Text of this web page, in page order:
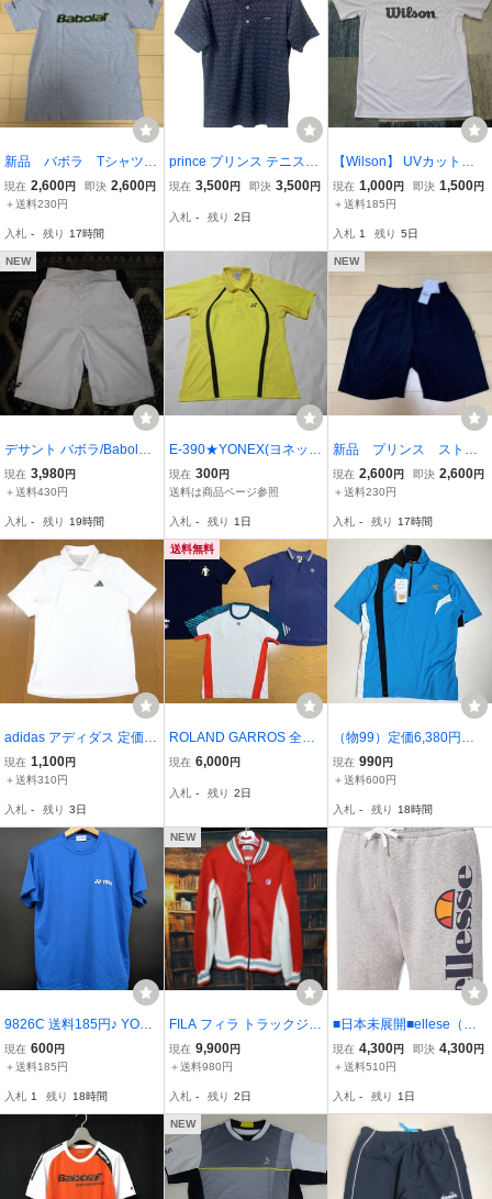
新品 バボラ Tシャツ
サイズM
現在 2,600円 即決 2,600円
＋送料230円
入札 - 残り 17時間
prince プリンス テニスウ
ェア ポロシャツ 半袖 ネ
現在 3,500円 即決 3,500円
入札 - 残り 2日
【Wilson】 UVカット／
即乾・吸汗機能 モノ
トーン調／デカロゴ・シ
【新品】
現在 1,000円 即決 1,500円
＋送料185円
入札 1 残り 5日
NEW
デサント バボラ/Babolat
テニスウェアパンツ BTU
LJD02 サイズM 未使用品
現在 3,980円
＋送料430円
入札 - 残り 19時間
E-390★YONEX(ヨネック
ス)♪イエローxブラック/半
袖ポロシャツ(L)★
現在 300円
送料は商品ページ参照
入札 - 残り 1日
NEW
新品 プリンス ストレ
ッチハーフパンツ ブラ
ック サイズS 定価7800
現在 2,600円 即決 2,600円
＋送料230円
入札 - 残り 17時間
adidas アディダス 定価4,
730円 エアロレディ 吸水
速乾 ドライ クラブ テニ
イト 半袖 ストレッチ ス
ポーツ メンズ
現在 1,100円
＋送料310円
入札 - 残り 3日
送料無料
ROLAND GARROS 全仏
オープンテニスシャツ3枚
ス LACOSTE ラコステ ナ
現在 6,000円
入札 - 残り 2日
（物99）定価6,380円
ディアドラ 薄手 スト
レッチ ゲームシャツ
水色 メンズＭ
現在 990円
＋送料600円
入札 - 残り 18時間
9826C 送料185円♪ YONE
X ヨネックス メンズ レデ
ィース テニス バドミント
シャツ Sサイズ
現在 600円
＋送料185円
入札 1 残り 18時間
NEW
FILA フィラ トラックジャ
ケット ジャージ レッド×
ホワイト ロゴ刺繍ビヨン
RG
現在 9,900円
＋送料980円
入札 - 残り 2日
■日本未展開■ellese（エ
レッセ） Core Bossini Kn
it Short（EU：L）Grey
現在 4,300円 即決 4,300円
＋送料510円
入札 - 残り 1日
NEW